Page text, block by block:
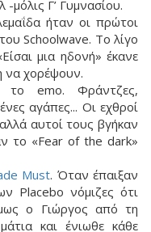
μόλις Γ’ Γυμνασίου.
ήταν οι πρώτοι
Schoolwave. Το λίγο
μια ηδονή» έκανε
να χορέψουν.
το emo. Φράντζες,
αγάπες... Οι εχθροί
αυτοί τους βγήκαν
το «Fear of the dark»
Must. Όταν έπαιξαν
Placebo νόμιζες ότι
ο Γιώργος από τη
και ένιωθε κάθε